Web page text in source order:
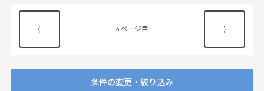
⟨ 4 ⟩
条件の変更・絞り込み